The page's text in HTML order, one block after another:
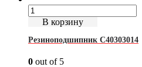
В корзину
Резиноподшипник C40303014
0 out of 5